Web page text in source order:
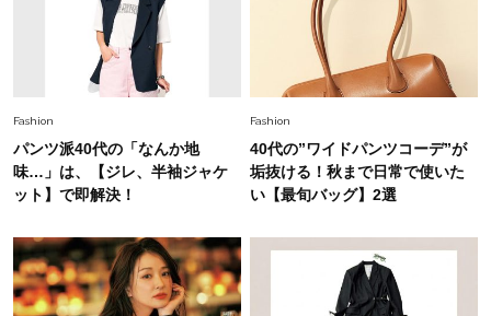
旬着こなし3選。地味見え回避のコツは「バッグ
選び」！
Fashion
【最旬かごバッグ】6選
Fashion
パンツ派40代の「なんか地
味…」は、【ジレ、半袖ジャケ
ット】で即解決！
Fashion
40代の”ワイドパンツコーデ”が
垢抜ける！秋まで日常で使いた
い【最旬バッグ】2選